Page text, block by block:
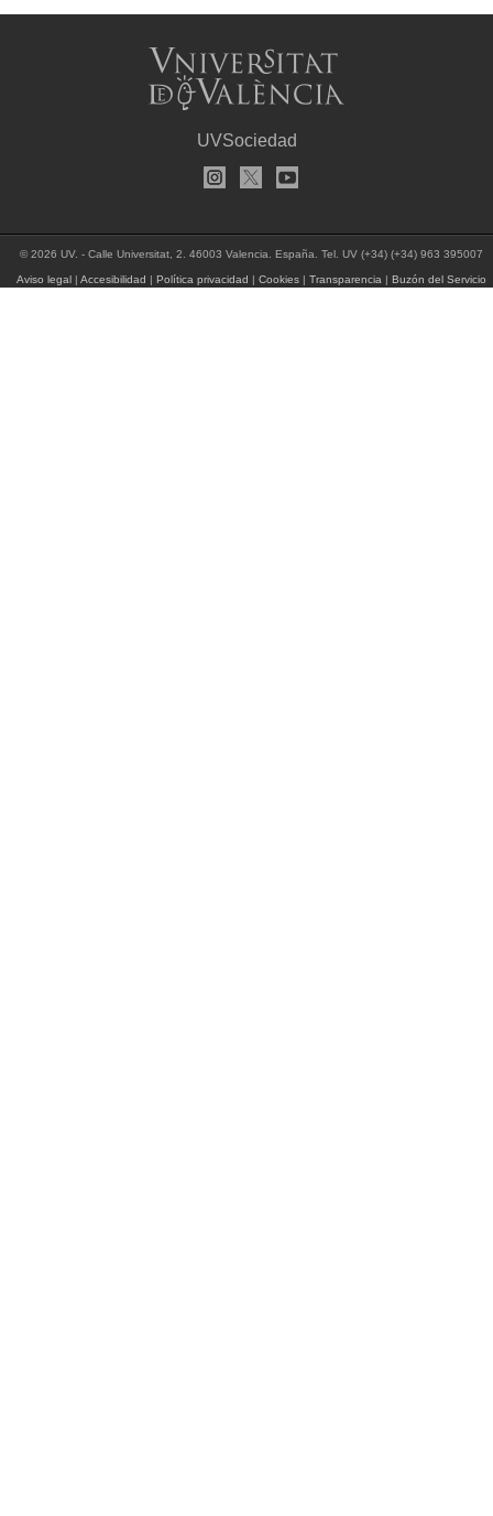
UVSociedad
© 2026 UV. - Calle Universitat, 2. 46003 Valencia. España. Tel. UV (+34) (+34) 963 395007
Aviso legal |Accesibilidad |Política privacidad |Cookies |Transparencia |Buzón del Servicio